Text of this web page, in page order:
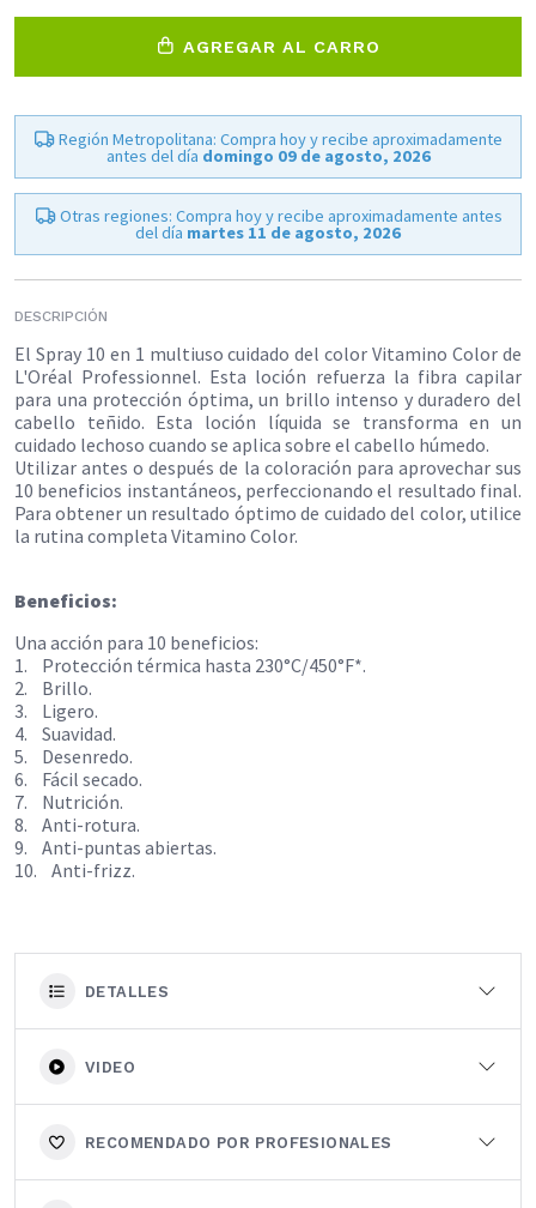
AGREGAR AL CARRO
Región Metropolitana: Compra hoy y recibe aproximadamente
antes del día domingo 09 de agosto, 2026
Otras regiones: Compra hoy y recibe aproximadamente antes
del día martes 11 de agosto, 2026
DESCRIPCIÓN
El Spray 10 en 1 multiuso cuidado del color Vitamino Color de
L'Oréal Professionnel. Esta loción refuerza la fibra capilar
para una protección óptima, un brillo intenso y duradero del
cabello teñido. Esta loción líquida se transforma en un
cuidado lechoso cuando se aplica sobre el cabello húmedo.
Utilizar antes o después de la coloración para aprovechar sus
10 beneficios instantáneos, perfeccionando el resultado final.
Para obtener un resultado óptimo de cuidado del color, utilice
la rutina completa Vitamino Color.
Beneficios:
Una acción para 10 beneficios:
1. Protección térmica hasta 230°C/450°F*.
2. Brillo.
3. Ligero.
4. Suavidad.
5. Desenredo.
6. Fácil secado.
7. Nutrición.
8. Anti-rotura.
9. Anti-puntas abiertas.
10. Anti-frizz.
DETALLES
VIDEO
RECOMENDADO POR PROFESIONALES